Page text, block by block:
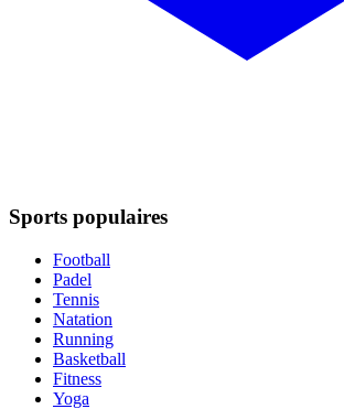
Sports populaires
Football
Padel
Tennis
Natation
Running
Basketball
Fitness
Yoga